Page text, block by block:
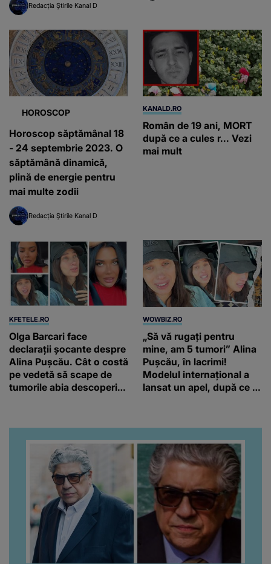
Redacția Știrile Kanal D
HOROSCOP
Horoscop săptămânal 18
- 24 septembrie 2023. O
săptămână dinamică,
plină de energie pentru
mai multe zodii
Redacția Știrile Kanal D
KANALD.RO
Român de 19 ani, MORT
după ce a cules r... Vezi
mai mult
KFETELE.RO
Olga Barcari face
declarații șocante despre
Alina Pușcău. Cât o costă
pe vedetă să scape de
tumorile abia descoperite
fonduri.”
WOWBIZ.RO
„Să vă rugați pentru
mine, am 5 tumori” Alina
Pușcău, în lacrimi!
Modelul internațional a
lansat un apel, după ce a